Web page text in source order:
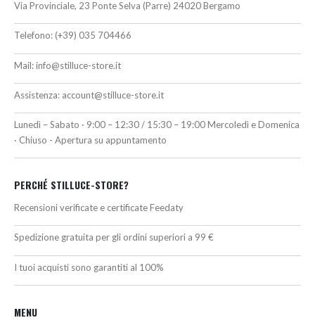
Via Provinciale, 23 Ponte Selva (Parre) 24020 Bergamo
Telefono: (+39) 035 704466
Mail:info@stilluce-store.it
Assistenza: account@stilluce-store.it
Lunedì – Sabato · 9:00 – 12:30 / 15:30 – 19:00 Mercoledì e Domenica
· Chiuso - Apertura su appuntamento
PERCHÉ STILLUCE-STORE?
Recensioni verificate e certificate Feedaty
Spedizione gratuita per gli ordini superiori a 99 €
I tuoi acquisti sono garantiti al 100%
MENU